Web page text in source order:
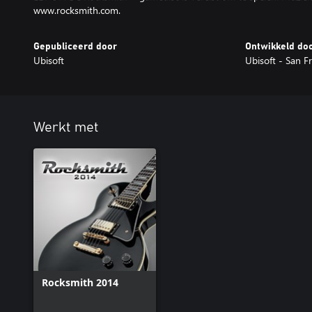
www.rocksmith.com.
Gepubliceerd door
Ubisoft
Ontwikkeld
Ubisoft - San
Werkt met
Rocksmith 2014